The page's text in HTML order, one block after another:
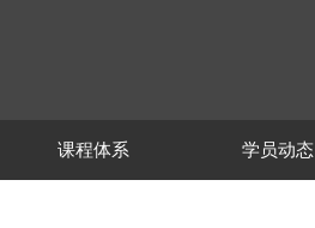
课程体系 学员动态